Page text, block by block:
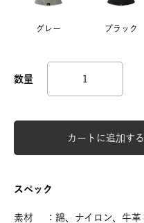
グレー ブラック
カートに追加する
スペック
素材 ：綿、ナイロン、牛革